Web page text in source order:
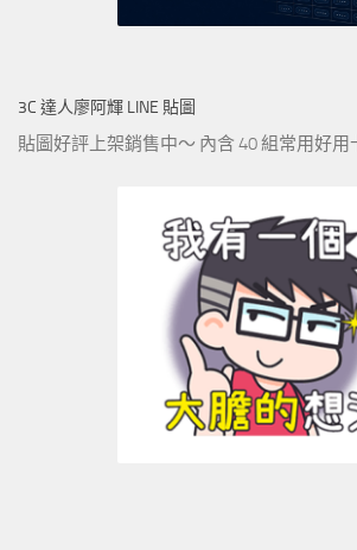
3C 達人廖阿輝 LINE 貼圖
貼圖好評上架銷售中～ 內含 40 組常用好用